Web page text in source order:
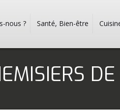
nous ? Santé, Bien-être